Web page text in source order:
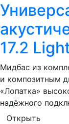
17.2
Мидбас из
и композитным
«Лопатка»
надёжного
Открыть